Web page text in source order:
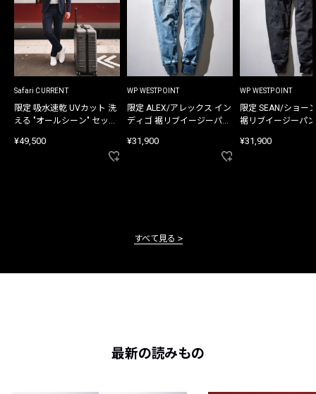
Safari CURRENT
限定 吸水速乾 UVカット 洗
える "オールシーン" セット
¥49,500
WP WESTPOINT
限定 ALEX/アレックス イン
ディゴ 裾リブイージーパン
¥31,900
WP WESTPOINT
限定 SEAN/ショー
裾リブイージーパ
¥31,900
すべて見る
最新の読みもの